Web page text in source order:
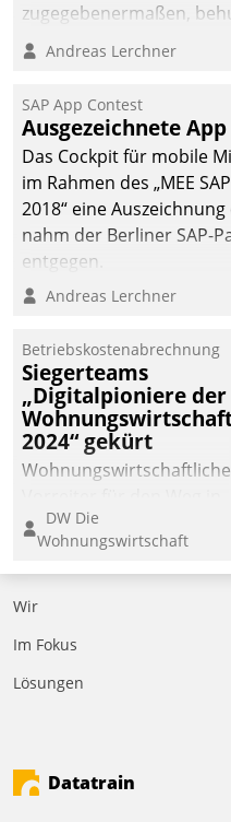
zugegebenermaßen,
Branchen.
Andreas Lerchner
SAP App Contest
Ausgezeichnete App
Das Cockpit für mobile
im Rahmen des „MEE
2018“ eine
nahm der Berliner SAP-
entgegen.
Andreas Lerchner
Betriebskostenabrechnung
Siegerteams
„Digitalpioniere der
2024“ gekürt
Wohnungswirtschaftliche
eine digitale Zukunft zu
finden, ist das Ziel des
Awards „Digitalpioniere
der
Bewerben können sich
dafür ein Team
DW Die
Wohnungswirtschaft
Wir
Im Fokus
Lösungen
Datatrain